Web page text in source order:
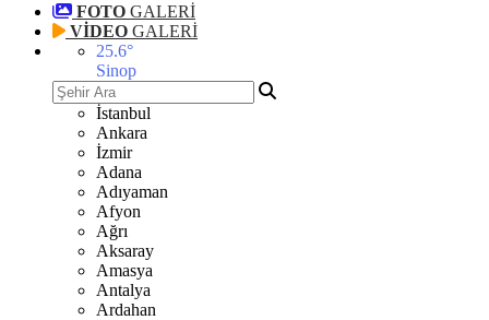
FOTO GALERİ
VİDEO GALERİ
25.6°
Sinop
İstanbul
Ankara
İzmir
Adana
Adıyaman
Afyon
Ağrı
Aksaray
Amasya
Antalya
Ardahan